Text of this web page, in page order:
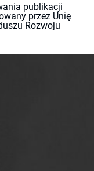
publikacji
przez Unię
Rozwoju